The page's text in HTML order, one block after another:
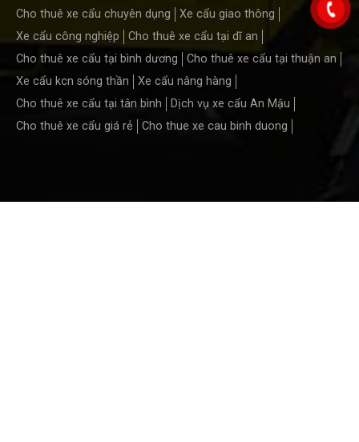
Cho thuê xe cẩu chuyên dụng
Xe cẩu giao thông
Xe cẩu công nghiệp
Cho thuê xe cẩu tại dĩ an
Cho thuê xe cẩu tại bình dương
Cho thuê xe cẩu tại thuận an
Xe cẩu kcn sóng thần
Xe cẩu nâng hàng
Cho thuê xe cẩu tại tân bình
Dịch vụ xe cẩu An Mậu
Cho thuê xe cẩu giá rẻ
Cho thue xe cau binh duong